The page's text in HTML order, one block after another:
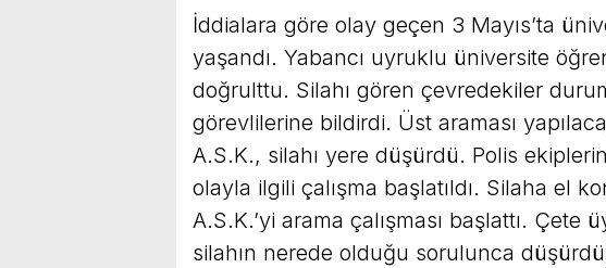
İddialara göre olay geçen 3 Mayıs’ta
yaşandı. Yabancı uyruklu üniversite
doğrulttu. Silahı gören çevredekiler
görevlilerine bildirdi. Üst araması
A.S.K., silahı yere düşürdü. Polis
olayla ilgili çalışma başlatıldı. Silaha el
A.S.K.’yi arama çalışması başlattı. Çete
silahın nerede olduğu sorulunca